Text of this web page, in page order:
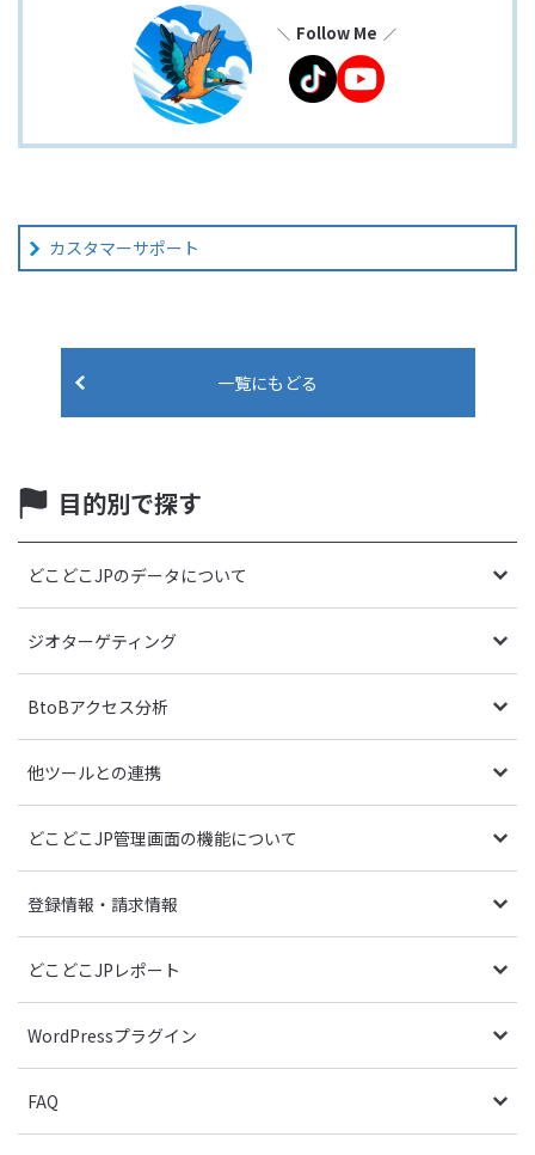
Follow Me
カスタマーサポート
一覧にもどる
目的別で探す
どこどこJPのデータについて
ジオターゲティング
BtoBアクセス分析
他ツールとの連携
どこどこJP管理画面の機能について
登録情報・請求情報
どこどこJPレポート
WordPressプラグイン
FAQ